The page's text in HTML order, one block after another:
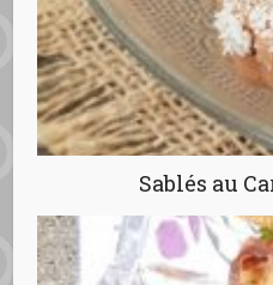
Sablés au